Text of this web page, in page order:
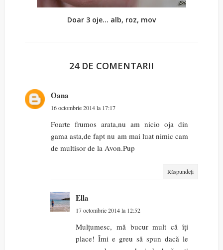
Doar 3 oje... alb, roz, mov
24 DE COMENTARII
Oana
16 octombrie 2014 la 17:17
Foarte frumos arata,nu am nicio oja din
gama asta,de fapt nu am mai luat nimic cam
de multisor de la Avon.Pup
Răspundeți
Ella
17 octombrie 2014 la 12:52
Mulțumesc, mă bucur mult că îți
place! Îmi e greu să spun dacă le